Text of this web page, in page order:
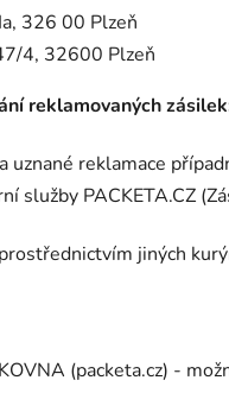
326 00 Plzeň
4, 32600 Plzeň
reklamovaných
uznané reklamace
služby PACKETA.CZ
jiných
(packeta.cz) -